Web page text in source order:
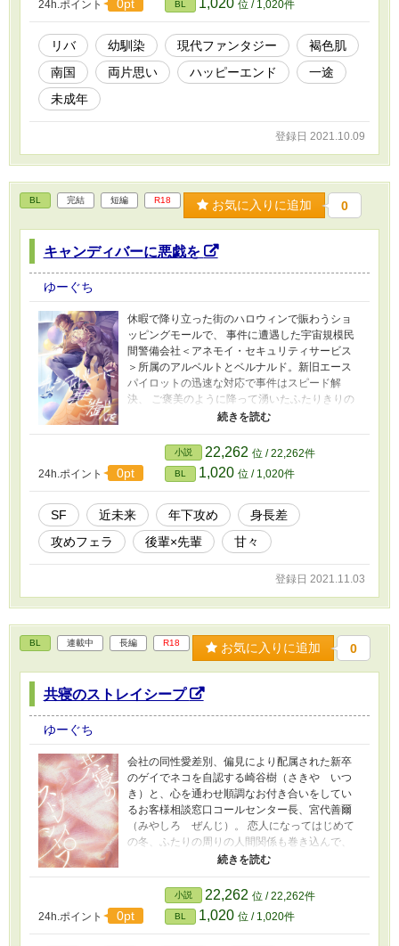
サブタイトルに★がついています。 ※現代東南
アジアがモデルの架空の国が舞台です。若干の
ファンタジー要素有。 ※架空の、未成年が性的
な宗教儀式を行う描写が含まれます。 ※作中で
使用している香油は「現実に存在する肌、粘膜
ム」としてお読み頂ければ有難いです。 ※36歳
の片方に他人との肉体関係の気配がある描写が
含まれます。
24h.ポイント 0pt BL 1,020 位 / 1,020件
リバ 幼馴染 現代ファンタジー
褐色肌
南国
両片思い ハッピーエンド
一途
未成年
登録日 2021.10.09
BL 完結 短編 R18 お気に入りに追加 0
キャンディバーに悪戯を
ゆーぐち
休暇で降り立った街のハロウィンで賑わうショ
ッピングモールで、 事件に遭遇した宇宙規模民
間警備会社＜アネモイ・セキュリティサービス
＞所属のアルベルトとベルナルド。新旧エース
パイロットの迅速な対応で事件はスピード解
決、 ご褒美のように降って湧いたふたりきりの
時間をどうやって過ごそうか――。 攻め→ベル
ナルド 受け→アル（ベルト） ※攻めフェラのプ
レゼンをしたい意向を以て書いたもので、苦手
な方にはお薦めできません。 ※リバを検討した
経緯があった描写が含まれます。
24h.ポイント 0pt
小説 22,262 位 / 22,262件
BL 1,020 位 / 1,020件
SF 近未来 年下攻め
身長差
攻めフェラ
後輩×先輩 甘々
登録日 2021.11.03
BL 連載中 長編 R18 お気に入りに追加 0
共寝のストレイシープ
ゆーぐち
会社の同性愛差別、偏見により配属された新卒
のゲイでネコを自認する崎谷樹（さきや いつ
き）と、心を通わせ順調なお付き合いをしてい
るお客様相談窓口コールセンター長、宮代善爾
（みやしろ ぜんじ）。 恋人になってはじめて
の冬、ふたりの周りの人間関係も巻き込んで、
手探りで仲を深めていく宮代と崎谷の物語。 サ
ブタイトルの名前の攻/受交互視点で進みます。
性描写を含む話には★がついています。 ※短編
「ネコの気持ちはわかるまい」
https://novel18.syosetu.com/n4362gx/ 完結済
「再生可能なオオカミの牙」
24h.ポイント 0pt
小説 22,262 位 / 22,262件
BL 1,020 位 / 1,020件